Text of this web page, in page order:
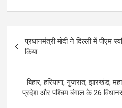
o
k
navigation
प्रधानमंत्री मोदी ने दिल्ली में पीएम
किया
बिहार, हरियाणा, गुजरात, झारखंड,
प्रदेश और पश्चिम बंगाल के 26